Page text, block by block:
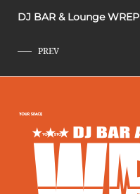
DJ BAR & Lounge WREP
PREV